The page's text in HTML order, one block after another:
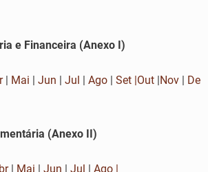
e Financeira (Anexo I)
| Mai | Jun | Jul | Ago | Set |Out |Nov | De
(Anexo II)
| Mai | Jun | Jul | Ago |